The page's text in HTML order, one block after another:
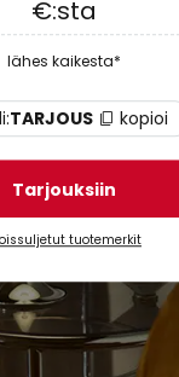
cm€:sta
lähes kaikesta*
TARJOUS kopioi
Tarjouksiin
tuotemerkit